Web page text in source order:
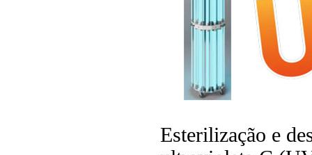
Esterilização e